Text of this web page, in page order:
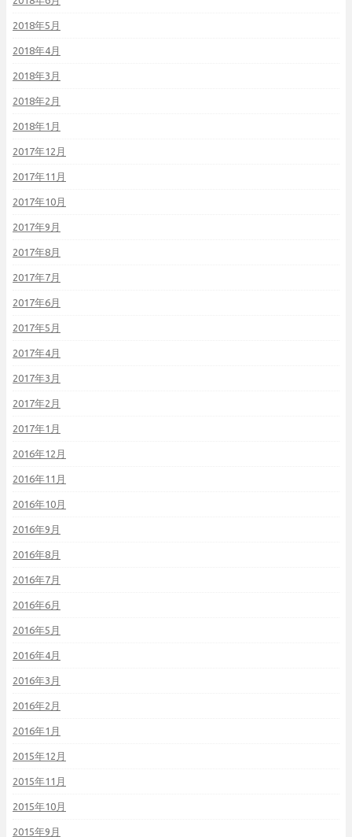
2018年5月
2018年4月
2018年3月
2018年2月
2018年1月
2017年12月
2017年11月
2017年10月
2017年9月
2017年8月
2017年7月
2017年6月
2017年5月
2017年4月
2017年3月
2017年2月
2017年1月
2016年12月
2016年11月
2016年10月
2016年9月
2016年8月
2016年7月
2016年6月
2016年5月
2016年4月
2016年3月
2016年2月
2016年1月
2015年12月
2015年11月
2015年10月
2015年9月